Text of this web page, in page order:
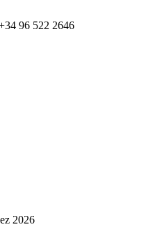
96 522 2646
2026